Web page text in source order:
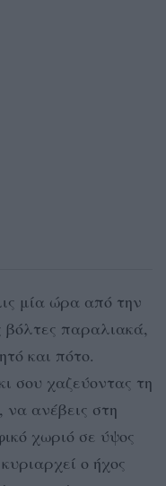
μία ώρα από την
παραλιακά,
και πότο.
σου χαζεύοντας τη
ανέβεις στη
χωριό σε ύψος
ο ήχος